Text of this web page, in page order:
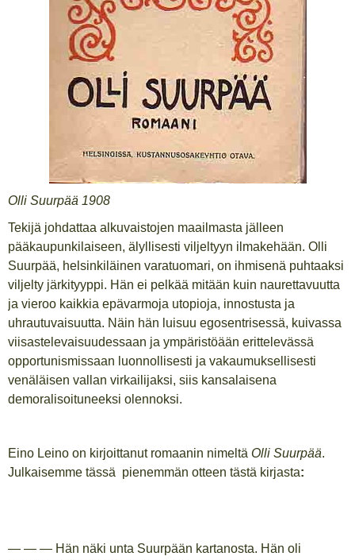
Olli Suurpää 1908
Tekijä johdattaa alkuvaistojen maailmasta jälleen
pääkaupunkilaiseen, älyllisesti viljeltyyn ilmakehään. Olli
Suurpää, helsinkiläinen varatuomari, on ihmisenä puhtaaksi
viljelty järkityyppi. Hän ei pelkää mitään kuin naurettavuutta
ja vieroo kaikkia epävarmoja utopioja, innostusta ja
uhrautuvaisuutta. Näin hän luisuu egosentrisessä, kuivassa
viisastelevaisuudessaan ja ympäristöään erittelevässä
opportunismissaan luonnollisesti ja vakaumuksellisesti
venäläisen vallan virkailijaksi, siis kansalaisena
demoralisoituneeksi olennoksi.
Eino Leino on kirjoittanut romaanin nimeltä Olli Suurpää.
Julkaisemme tässä pienemmän otteen tästä kirjasta:
— — — Hän näki unta Suurpään kartanosta. Hän oli